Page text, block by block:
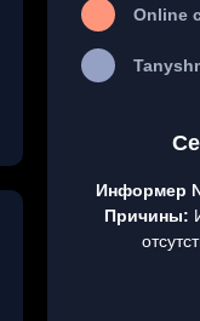
Online
Информер
Причины: